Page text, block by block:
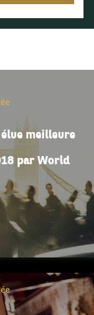
meilleure
par World